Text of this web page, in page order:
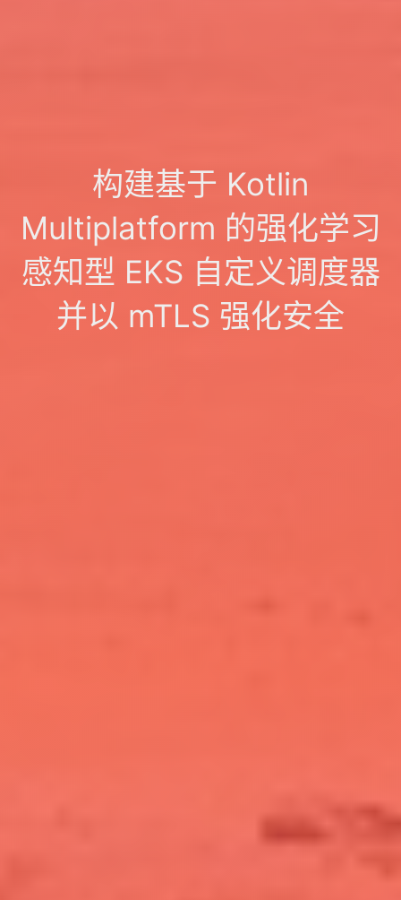
构建基于 Kotlin
Multiplatform 的强化学习
感知型 EKS 自定义调度器
并以 mTLS 强化安全